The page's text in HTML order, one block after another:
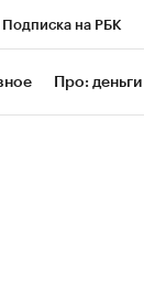
Подписка на РБК
РБК ВиноПро: деньги